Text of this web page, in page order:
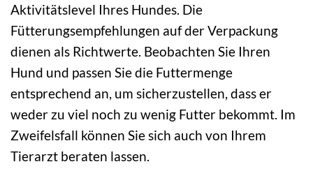
Aktivitätslevel Ihres Hundes. Die
Fütterungsempfehlungen auf der Verpackung
dienen als Richtwerte. Beobachten Sie Ihren
Hund und passen Sie die Futtermenge
entsprechend an, um sicherzustellen, dass er
weder zu viel noch zu wenig Futter bekommt. Im
Zweifelsfall können Sie sich auch von Ihrem
Tierarzt beraten lassen.